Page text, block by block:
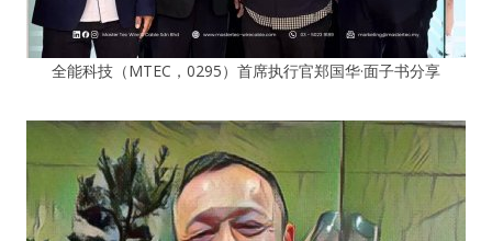
全能科技（MTEC，0295）首席执行官郑国华·面子书分享